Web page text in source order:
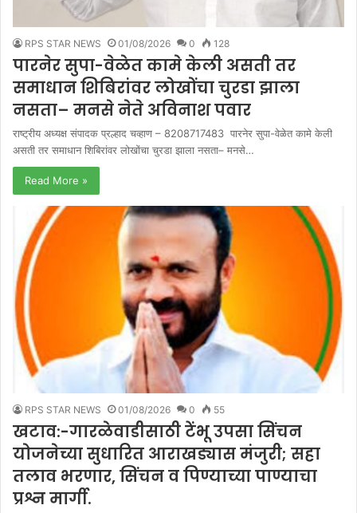
RPS STAR NEWS 01/08/2026 0 128
पारनेर सुपा-वेळेत कामे केली असती तर
समाधान शिबिरांवर लोखोंचा चुरडा झाला
नसता– मनसे नेते अविनाश पवार
राष्ट्रीय अध्यक्ष संपादक प्रल्हाद चव्हाण – 8208717483 पारनेर सुपा-वेळेत कामे केली
असती तर समाधान शिबिरांवर लोखोंचा चुरडा झाला नसता– मनसे…
Read More »
RPS STAR NEWS 01/08/2026 0 55
खटाव:-गारळेवाडीसाठी टेंभू उपसा सिंचन
योजनेच्या सुधारित आराखड्यास मंजुरी; सहा
तलाव भरणार, सिंचन व पिण्याच्या पाण्याचा
प्रश्न मार्गी.